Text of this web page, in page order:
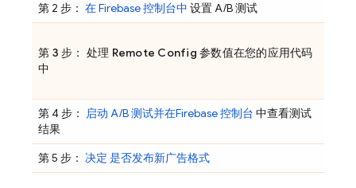
第 2 步： 在Firebase控制台中 设置 A/B 测试
第 3 步： 处理 Remote Config 参数值在您的应用代码
中
第 4 步： 启动 A/B 测试并在Firebase控制台 中查看测试
结果
第 5 步： 决定 是否发布新广告格式